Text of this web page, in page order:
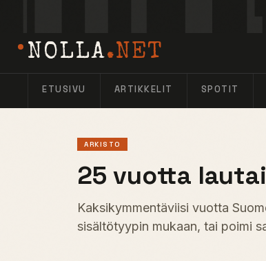
NOLLA.NET
ETUSIVU ARTIKKELIT SPOTIT
ARKISTO
25 vuotta
Kaksikymmentäviisi vuotta
sisältötyypin mukaan, tai poimi